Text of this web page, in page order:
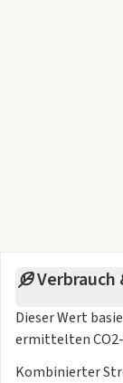
Typ 2-Ladekabel
Alarmanlage
Verbrauch
Dieser Wert
ermittelten
Kombinierter